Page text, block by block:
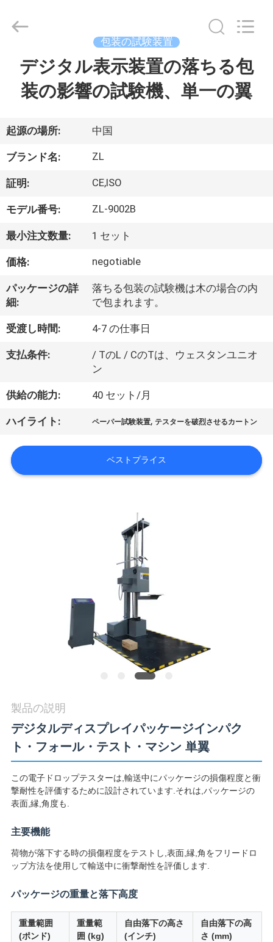
ロ
ダ
ク
ト
デ
オ
達
に
つ
て
私
達
に
連
絡
し
さ
Dongguan
Zhongli
Reserved.
包装の試験装置
デジタル表示装置の落ちる包
装の影響の試験機、単一の翼
起源の場所: 中国
ブランド名: ZL
証明: CE,ISO
モデル番号: ZL-9002B
最小注文数量: 1 セット
価格: negotiable
パッケージの詳
細:
落ちる包装の試験機は木の場合の内
で包まれます。
受渡し時間: 4-7 の仕事日
支払条件:
/ TのL / CのTは、ウェスタンユニオ
ン
供給の能力: 40 セット/月
ハイライト: ペーパー試験装置,テスターを破烈させるカートン
ベストプライス
製品の説明
デジタルディスプレイパッケージインパク
ト・フォール・テスト・マシン 単翼
この電子ドロップテスターは,輸送中にパッケージの損傷程度と衝
撃耐性を評価するために設計されています.それは,パッケージの
表面,縁,角度も.
主要機能
荷物が落下する時の損傷程度をテストし,表面,縁,角をフリードロ
ップ方法を使用して輸送中に衝撃耐性を評価します.
パッケージの重量と落下高度
重量範囲
(ポンド)
重量範
囲 (kg)
自由落下の高さ
(インチ)
自由落下の高
さ (mm)